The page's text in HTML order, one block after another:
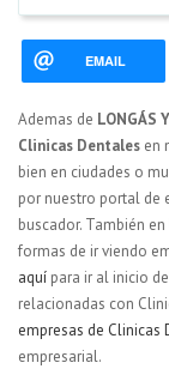
EMAIL
Ademas de LONGÁS
Clinicas Dentales en
bien en ciudades o
por nuestro portal de
buscador. También
formas de ir viendo
aquí para ir al inicio
relacionadas con
empresas de Clinicas
empresarial.